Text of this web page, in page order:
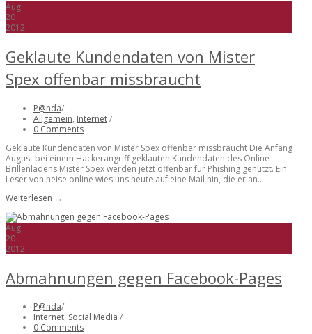
Aug.
20
2012
Geklaute Kundendaten von Mister
Spex offenbar missbraucht
P@nda/
Allgemein, Internet/
0 Comments
Geklaute Kundendaten von Mister Spex offenbar missbraucht Die Anfang
August bei einem Hackerangriff geklauten Kundendaten des Online-
Brillenladens Mister Spex werden jetzt offenbar für Phishing genutzt. Ein
Leser von heise online wies uns heute auf eine Mail hin, die er an...
Weiterlesen →
Aug.
20
2012
Abmahnungen gegen Facebook-Pages
P@nda/
Internet, Social Media /
0 Comments